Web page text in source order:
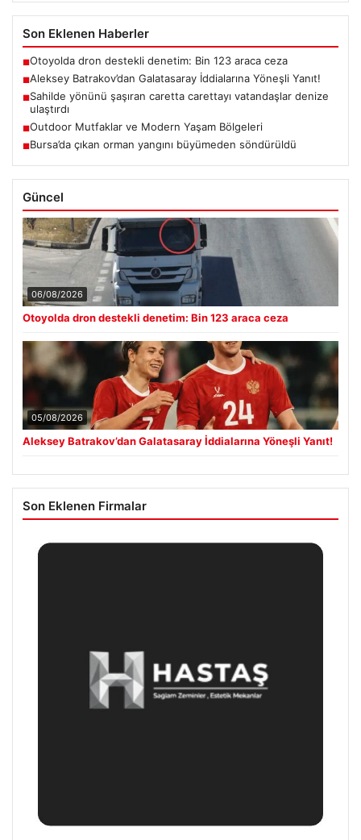
Son Eklenen Haberler
■Otoyolda dron destekli denetim: Bin 123 araca ceza
■Aleksey Batrakov’dan Galatasaray İddialarına Yöneşli Yanıt!
■Sahilde yönünü şaşıran caretta carettayı vatandaşlar denize
ulaştırdı
■Outdoor Mutfaklar ve Modern Yaşam Bölgeleri
■Bursa’da çıkan orman yangını büyümeden söndürüldü
Güncel
06/08/2026
Otoyolda dron destekli denetim: Bin 123 araca ceza
05/08/2026
Aleksey Batrakov’dan Galatasaray İddialarına Yöneşli Yanıt!
Son Eklenen Firmalar